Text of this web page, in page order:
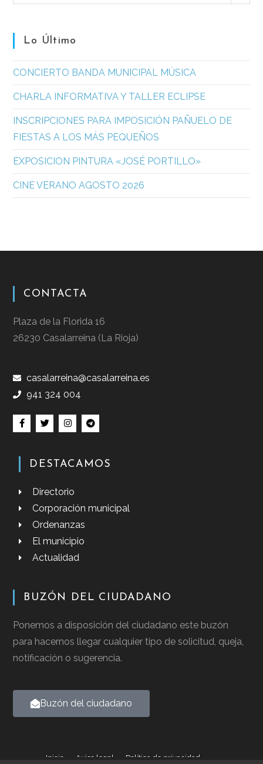
Lo Último
CONCIERTO BANDA MUNICIPAL MÚSICA
CHARLA INFORMATIVA Y TALLER ECLIPSE
INSCRIPCIONES PARA IMPOSICIÓN PAÑUELO DE
FIESTAS A LOS MÁS PEQUEÑOS
EXPOSICION PINTURA «JOSÉ PORTILLO»
CINE VERANO AGOSTO 2026
CONTACTA
Plaza de la Florida 16
26230 Casalarreina (La Rioja)
casalarreina@casalarreina.es
941 324 004
DESTACAMOS
Directorio
Corporación municipal
Ordenanzas
El municipio
Actualidad
BUZÓN DEL CIUDADANO
Ponemos a disposición del ciudadano este buzón
para hacernos llegar cualquier tipo de solicitud, queja,
notificación o sugerencia.
Buzón del ciudadano
Inicio Aviso legal Política de privacidad